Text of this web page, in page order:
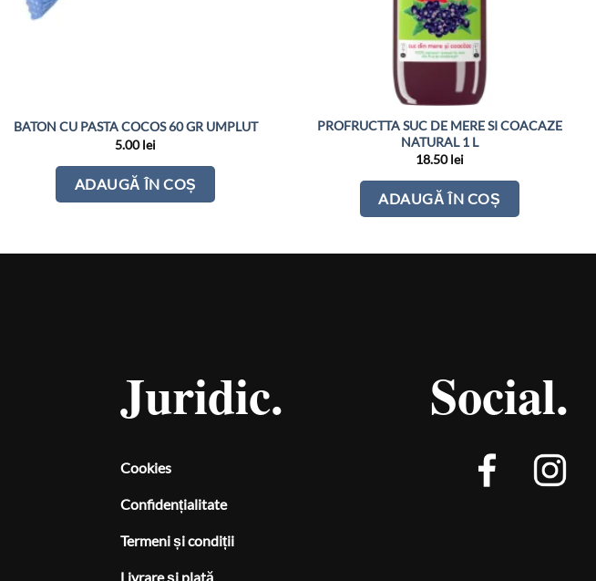
BATON CU PASTA COCOS 60 GR UMPLUT
5.00lei
ADAUGĂ ÎN COȘ
PROFRUCTTA SUC DE MERE SI COACAZE
NATURAL 1 L
18.50lei
ADAUGĂ ÎN COȘ
Juridic.
Cookies
Confidențialitate
Termeni și condiții
Livrare și plată
Social.